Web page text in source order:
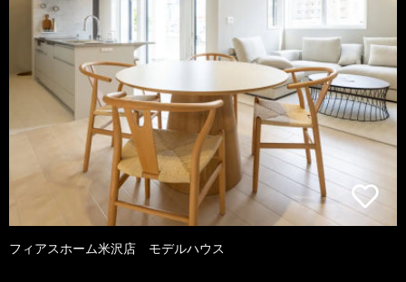
フィアスホーム米沢店 モデルハウス